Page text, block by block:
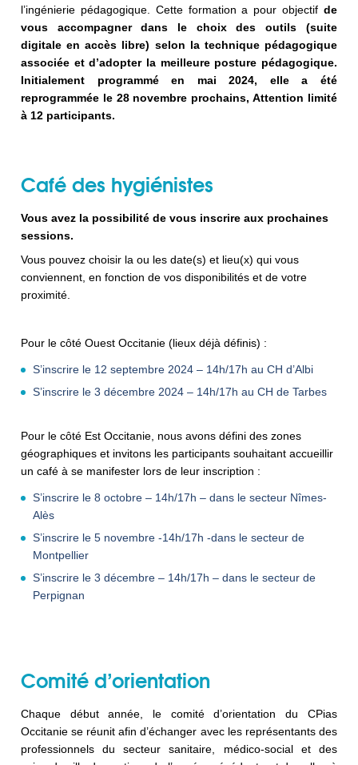
l’ingénierie pédagogique. Cette formation a pour objectif de
vous accompagner dans le choix des outils (suite
digitale en accès libre) selon la technique pédagogique
associée et d’adopter la meilleure posture pédagogique.
Initialement programmé en mai 2024, elle a été
reprogrammée le 28 novembre prochains, Attention limité
à 12 participants.
Café des hygiénistes
Vous avez la possibilité de vous inscrire aux prochaines
sessions.
Vous pouvez choisir la ou les date(s) et lieu(x) qui vous
conviennent, en fonction de vos disponibilités et de votre
proximité.
Pour le côté Ouest Occitanie (lieux déjà définis) :
S’inscrire le 12 septembre 2024 – 14h/17h au CH d’Albi
S’inscrire le 3 décembre 2024 – 14h/17h au CH de Tarbes
Pour le côté Est Occitanie, nous avons défini des zones
géographiques et invitons les participants souhaitant accueillir
un café à se manifester lors de leur inscription :
S’inscrire le 8 octobre – 14h/17h – dans le secteur Nîmes-
Alès
S’inscrire le 5 novembre -14h/17h -dans le secteur de
Montpellier
S’inscrire le 3 décembre – 14h/17h – dans le secteur de
Perpignan
Comité d’orientation
Chaque début année, le comité d’orientation du CPias
Occitanie se réunit afin d’échanger avec les représentants des
professionnels du secteur sanitaire, médico-social et des